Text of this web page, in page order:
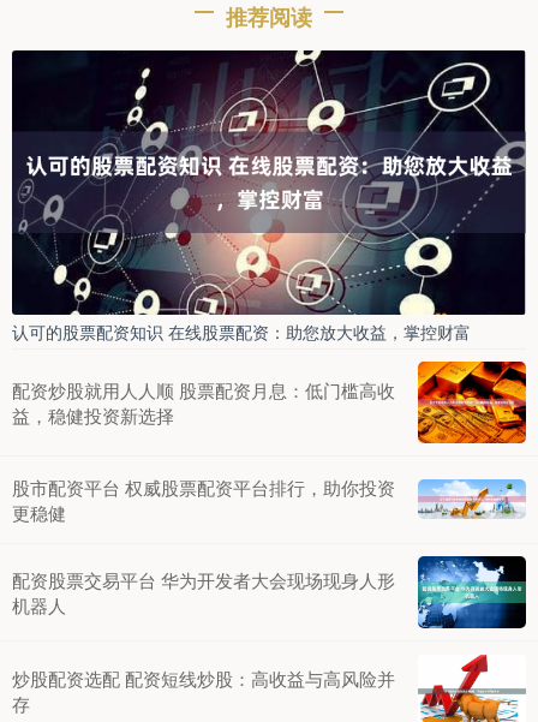
推荐阅读
认可的股票配资知识 在线股票配资：助您放大收益，掌控财富
配资炒股就用人人顺 股票配资月息：低门槛高收
益，稳健投资新选择
股市配资平台 权威股票配资平台排行，助你投资
更稳健
配资股票交易平台 华为开发者大会现场现身人形
机器人
炒股配资选配 配资短线炒股：高收益与高风险并
存